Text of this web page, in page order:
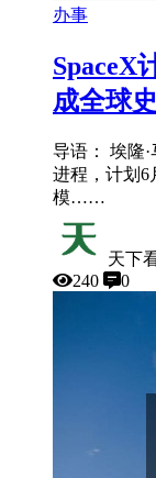
办事
SpaceX
成全球
导语： 埃隆
进程，计划6
模……
天下
240
0